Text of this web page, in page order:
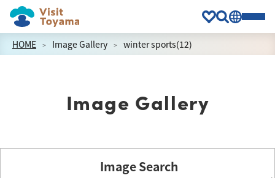
HOME Image Gallery winter sports(12)
Image Gallery
Image Search